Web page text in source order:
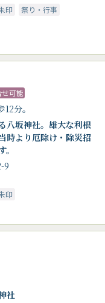
印 祭り・行事
可能
分。
八坂神社。雄大な利根
時より厄除け・除災招
9
印
社